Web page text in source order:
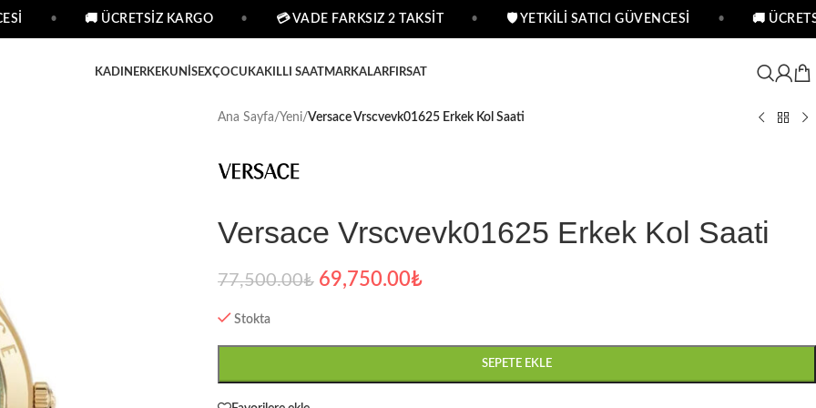
🚚 ÜCRETSİZ KARGO 💳 VADE FARKSIZ 2 TAKSİT 🛡 YETKİLİ SATICI GÜVENCESİ 🚚
KADIN ERKEKUNISEXÇOCUKAKILLI SAATMARKALARFIRSAT
Ana Sayfa/Yeni/Versace Vrscvevk01625 Erkek Kol Saati
Versace Vrscvevk01625 Erkek Kol Saati
77,500.00₺ 69,750.00₺
Stokta
SEPETE EKLE